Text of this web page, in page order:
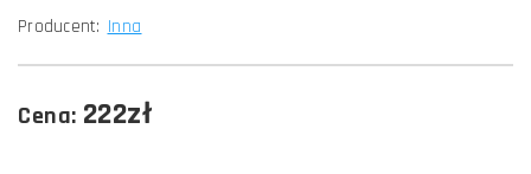
Producent: Inna
Cena: 222zł